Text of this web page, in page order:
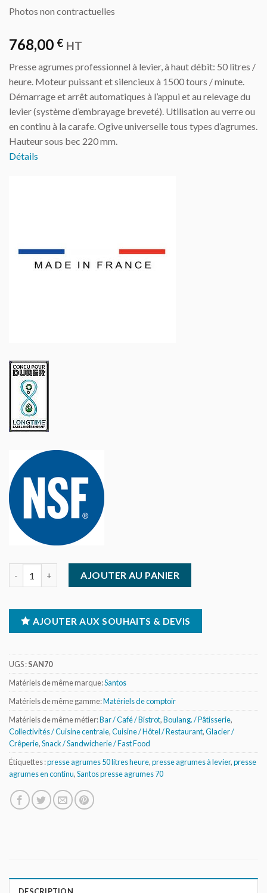
Photos non contractuelles
768,00 € HT
Presse agrumes professionnel à levier, à haut débit: 50 litres /
heure. Moteur puissant et silencieux à 1500 tours / minute.
Démarrage et arrêt automatiques à l’appui et au relevage du
levier (système d’embrayage breveté). Utilisation au verre ou
en continu à la carafe. Ogive universelle tous types d’agrumes.
Hauteur sous bec 220 mm.
Détails
AJOUTER AU PANIER
AJOUTER AUX SOUHAITS & DEVIS
UGS :SAN70
Matériels de même marque:Santos
Matériels de même gamme:Matériels de comptoir
Matériels de même métier:Bar / Café / Bistrot,Boulang. / Pâtisserie,
Collectivités / Cuisine centrale,Cuisine / Hôtel / Restaurant,Glacier /
Crêperie,Snack / Sandwicherie / Fast Food
Étiquettes :presse agrumes 50 litres heure,presse agrumes à levier,presse
agrumes en continu,Santos presse agrumes 70
DESCRIPTION